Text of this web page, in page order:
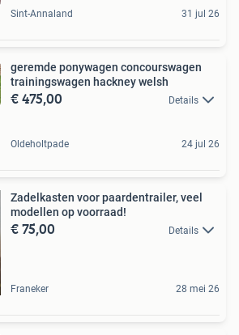
Sint-Annaland 31 jul 26
geremde ponywagen concourswagen
trainingswagen hackney welsh
€ 475,00 Details
Oldeholtpade 24 jul 26
Zadelkasten voor paardentrailer, veel
modellen op voorraad!
€ 75,00 Details
Franeker 28 mei 26